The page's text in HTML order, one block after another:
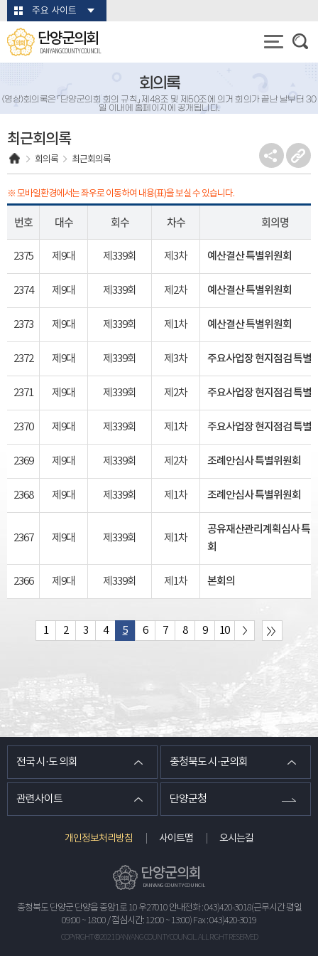
본문바로가기주요 사이트
단양군의회
DANYANG COUNTY COUNCIL
회의록
(영상)회의록은 「단양군의회 회의 규칙」 제48조 및 제50조에 의거 회의가 끝난 날부터 30
일 이내에 홈페이지에 공개됩니다.
최근회의록
회의록 최근회의록
※ 모바일환경에서는 좌우로 이동하여 내용(표)을 보실 수 있습니다.
번호 대수 회수 차수 회의명
2375 제9대 제339회 제3차 예산결산 특별위원회
2374 제9대 제339회 제2차 예산결산 특별위원회
2373 제9대 제339회 제1차 예산결산 특별위원회
2372 제9대 제339회 제3차 주요사업장 현지점검 특별
2371 제9대 제339회 제2차 주요사업장 현지점검 특별
2370 제9대 제339회 제1차 주요사업장 현지점검 특별
2369 제9대 제339회 제2차 조례안심사 특별위원회
2368 제9대 제339회 제1차 조례안심사 특별위원회
2367 제9대 제339회 제1차
공유재산관리계획심사 특
회
2366 제9대 제339회 제1차 본회의
1 2 3 4 5 6 7 8 9 10
전국 시·도 의회 충청북도 시·군의회
관련사이트 단양군청
개인정보처리방침 사이트맵 오시는길
단양군의회
DANYANG COUNTY COUNCIL
충청북도 단양군 단양읍 중앙1로 10 우27010 안내전화 : 043)420-3018(근무시간 평일
09:00 ~ 18:00 / 점심시간: 12:00 ~ 13:00) Fax : 043)420-3019
COPYRIGHT © 2021 DANYANG COUNTY COUNCIL.ALL RIGHT RESERVED